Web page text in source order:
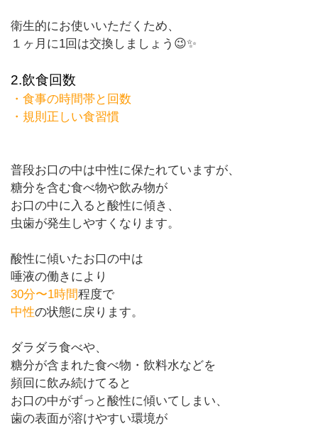
衛生的にお使いいただくため、
１ヶ月に1回は交換しましょう😉✨
2.飲食回数
・食事の時間帯と回数
・規則正しい食習慣
普段お口の中は中性に保たれていますが、
糖分を含む食べ物や飲み物が
お口の中に入ると酸性に傾き、
虫歯が発生しやすくなります。
酸性に傾いたお口の中は
唾液の働きにより
30分〜1時間程度で
中性の状態に戻ります。
ダラダラ食べや、
糖分が含まれた食べ物・飲料水などを
頻回に飲み続けてると
お口の中がずっと酸性に傾いてしまい、
歯の表面が溶けやすい環境が